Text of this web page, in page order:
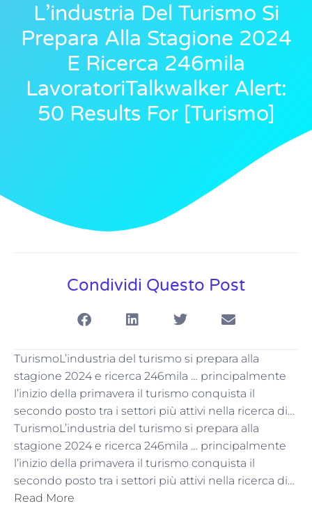
L’industria Del Turismo Si
Prepara Alla Stagione 2024
E Ricerca 246mila
LavoratoriTalkwalker Alert:
50 Results For [turismo]
Condividi Questo Post
TurismoL’industria del turismo si prepara alla
stagione 2024 e ricerca 246mila … principalmente
l’inizio della primavera il turismo conquista il
secondo posto tra i settori più attivi nella ricerca di…
TurismoL’industria del turismo si prepara alla
stagione 2024 e ricerca 246mila … principalmente
l’inizio della primavera il turismo conquista il
secondo posto tra i settori più attivi nella ricerca di…
Read More